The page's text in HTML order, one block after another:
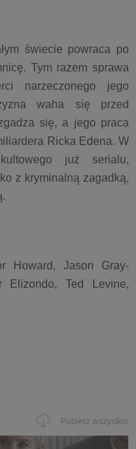
świecie powraca po
Tym razem sprawa
narzeczonego jego
waha się przed
się, a jego praca
Ricka Edena. W
już serialu,
z kryminalną zagadką,
Howard, Jason Gray-
Elizondo, Ted Levine,
Pobierz wszystkie